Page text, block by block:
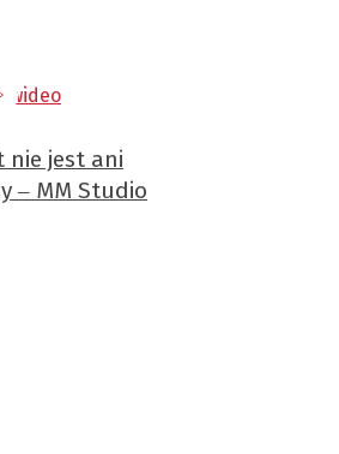
nie jest ani
‒ MM Studio